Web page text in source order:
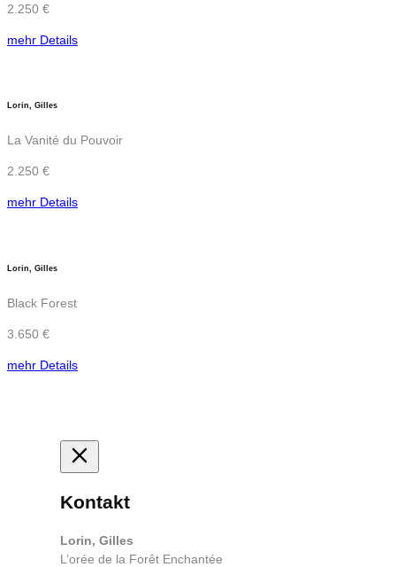
2.250 €
mehr Details
Lorin, Gilles
La Vanité du Pouvoir
2.250 €
mehr Details
Lorin, Gilles
Black Forest
3.650 €
mehr Details
Kontakt
Lorin, Gilles
L’orée de la Forêt Enchantée